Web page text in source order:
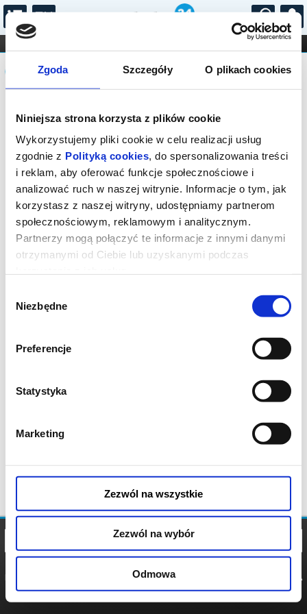
Zgoda Szczegóły O plikach cookies
Niniejsza strona korzysta z plików cookie
Wykorzystujemy pliki cookie w celu realizacji usług
zgodnie z Polityką cookies, do spersonalizowania treści
i reklam, aby oferować funkcje społecznościowe i
analizować ruch w naszej witrynie. Informacje o tym, jak
korzystasz z naszej witryny, udostępniamy partnerom
społecznościowym, reklamowym i analitycznym.
Partnerzy mogą połączyć te informacje z innymi danymi
otrzymanymi od Ciebie lub uzyskanymi podczas
zgody
Niezbędne
Preferencje
Statystyka
Marketing
Zezwól na wszystkie
Zezwól na wybór
Odmowa
...
FILHARMONIA OPERA I BALET
STAND-UP
DLA DZIECI
Komunikat
Sprzedaż biletów on-line na wydarzenie
została zakończona.
POLITYKA
POLITYKA